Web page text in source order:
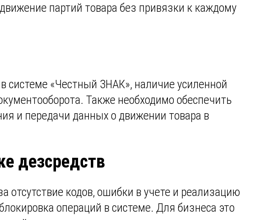
партий товара без привязки к каждому
системе «Честный ЗНАК», наличие усиленной
Также необходимо обеспечить
и передачи данных о движении товара в
дезсредств
кодов, ошибки в учете и реализацию
операций в системе. Для бизнеса это